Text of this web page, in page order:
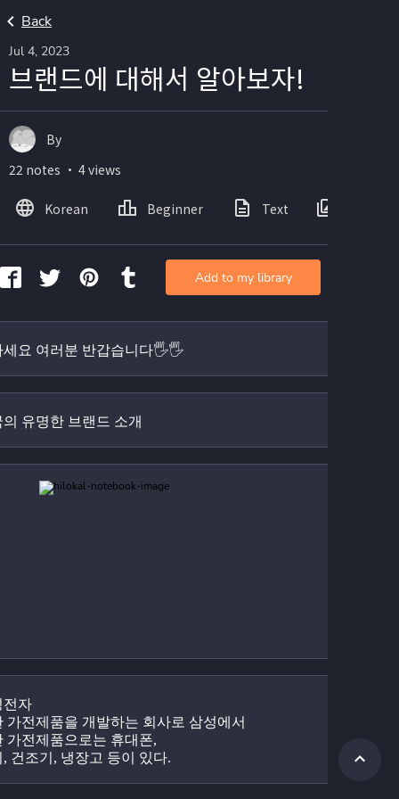
Back
Jul 4, 2023
브랜드에 대해서 알아보자!
세요 여러분 반갑습니다🖐🖐
의 유명한 브랜드 소개
전자
가전제품을 개발하는 회사로 삼성에서
가전제품으로는 휴대폰,
건조기, 냉장고 등이 있다.
By
22 notes ・ 4 views
Korean Beginner Text
Add to my library